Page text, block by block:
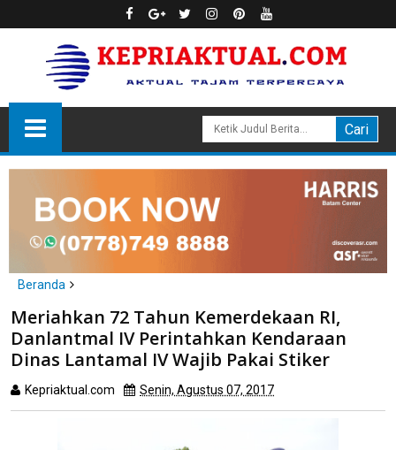
Beranda
headline
tanjungpinang
Meriahkan 72 Tahun Kemerdekaan RI, Danlantmal IV
Perintahkan Kendaraan Dinas Lantamal IV Wajib Pakai Stiker
Meriahkan 72 Tahun Kemerdekaan RI,
Danlantmal IV Perintahkan Kendaraan
Dinas Lantamal IV Wajib Pakai Stiker
Kepriaktual.com Senin, Agustus 07, 2017